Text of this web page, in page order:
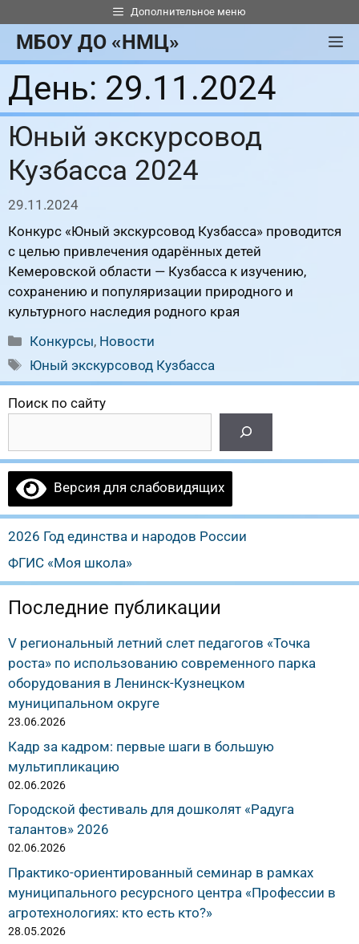
к
содержимому
Дополнительное меню
МБОУ ДО «НМЦ»
День: 29.11.2024
Юный экскурсовод
Кузбасса 2024
29.11.2024
Конкурс «Юный экскурсовод Кузбасса» проводится
с целью привлечения одарённых детей
Кемеровской области — Кузбасса к изучению,
сохранению и популяризации природного и
культурного наследия родного края
Рубрики
Конкурсы, Новости
Метки
Юный экскурсовод Кузбасса
Поиск по сайту
Версия для слабовидящих
2026 Год единства и народов России
ФГИС «Моя школа»
Последние публикации
V региональный летний слет педагогов «Точка
роста» по использованию современного парка
оборудования в Ленинск-Кузнецком
муниципальном округе
23.06.2026
Кадр за кадром: первые шаги в большую
мультипликацию
02.06.2026
Городской фестиваль для дошколят «Радуга
талантов» 2026
02.06.2026
Практико-ориентированный семинар в рамках
муниципального ресурсного центра «Профессии в
агротехнологиях: кто есть кто?»
28.05.2026